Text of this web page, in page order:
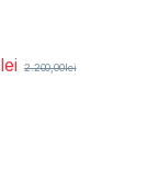
lei 2.200,00lei